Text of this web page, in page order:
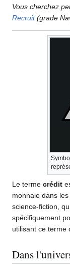
Vous cherchez
Recruit(grade
Le terme crédit
monnaie dans
science-fiction,
spécifiquement
utilisant ce terme
Dans